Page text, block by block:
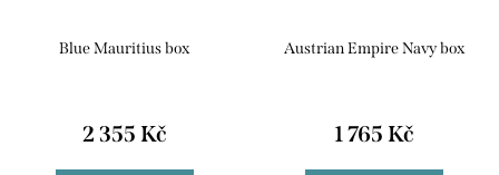
Blue Mauritius box
2 355 Kč
Austrian Empire Navy box
1 765 Kč